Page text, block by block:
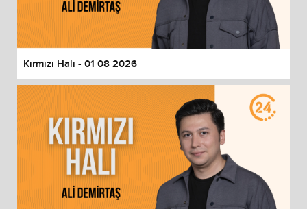
End of dialog window.
Kırmızı Halı - 01 08 2026